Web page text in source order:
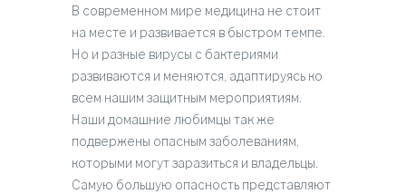
В современном мире медицина не стоит
на месте и развивается в быстром темпе.
Но и разные вирусы с бактериями
развиваются и меняются, адаптируясь ко
всем нашим защитным мероприятиям.
Наши домашние любимцы так же
подвержены опасным заболеваниям,
которыми могут заразиться и владельцы.
Самую большую опасность представляют